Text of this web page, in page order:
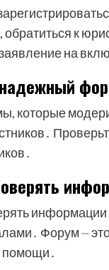
к
на
которые
Форум ⏤
помощи․